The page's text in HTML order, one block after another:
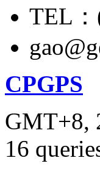
TEL：
CPGPS
GMT+8,
16